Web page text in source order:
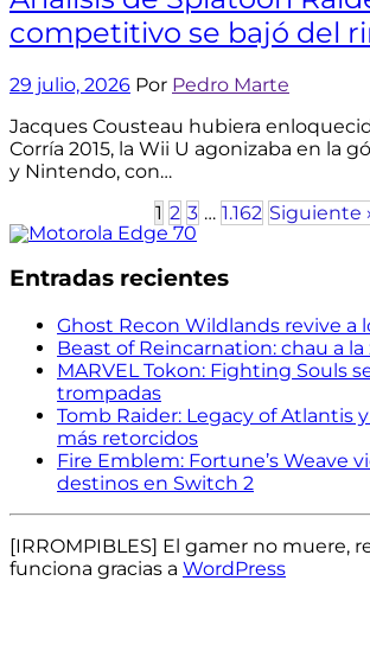
competitivo se bajó del
29 julio, 2026 Por Pedro Marte
Jacques Cousteau hubiera
Corría 2015, la Wii U agonizaba en la
y Nintendo, con…
1 2 3 … 1.162 Siguiente
Entradas recientes
Ghost Recon Wildlands revive a
Beast of Reincarnation: chau a
MARVEL Tokon: Fighting Souls
trompadas
Tomb Raider: Legacy of Atlantis
más retorcidos
Fire Emblem: Fortune’s Weave
destinos en Switch 2
[IRROMPIBLES] El gamer no muere,
funciona gracias a WordPress